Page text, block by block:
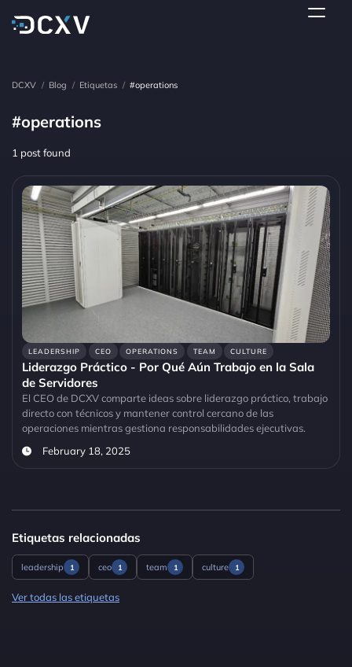
DCXV / Blog / Etiquetas / #operations
#operations
1 post found
LEADERSHIP CEO OPERATIONS TEAM CULTURE
Liderazgo Práctico - Por Qué Aún Trabajo en la Sala
de Servidores
El CEO de DCXV comparte ideas sobre liderazgo práctico, trabajo
directo con técnicos y mantener control cercano de las
operaciones mientras gestiona responsabilidades ejecutivas.
February 18, 2025
Etiquetas relacionadas
leadership 1 ceo 1 team 1 culture 1
Ver todas las etiquetas